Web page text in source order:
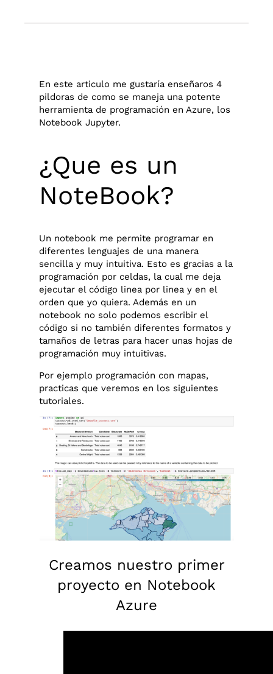
En este articulo me gustaría enseñaros 4
pildoras de como se maneja una potente
herramienta de programación en Azure, los
Notebook Jupyter.
¿Que es un
NoteBook?
Un notebook me permite programar en
diferentes lenguajes de una manera
sencilla y muy intuitiva. Esto es gracias a la
programación por celdas, la cual me deja
ejecutar el código linea por linea y en el
orden que yo quiera. Además en un
notebook no solo podemos escribir el
código si no también diferentes formatos y
tamaños de letras para hacer unas hojas de
programación muy intuitivas.
Por ejemplo programación con mapas,
practicas que veremos en los siguientes
tutoriales.
Creamos nuestro primer
proyecto en Notebook
Azure